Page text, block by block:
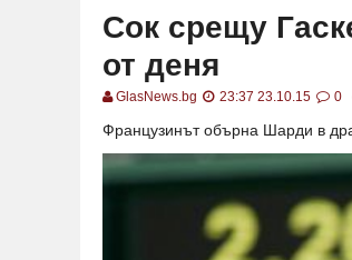
Сок срещу
от деня
GlasNews.bg 23:37 23.10.15 0
Французинът обърна Шарди в